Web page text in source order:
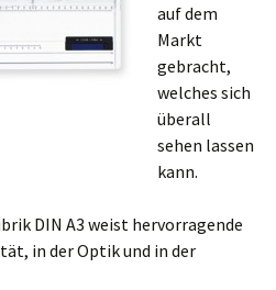
auf dem
Markt
gebracht,
welches sich
überall
sehen lassen
kann.
DIN A3 weist hervorragende
in der Optik und in der